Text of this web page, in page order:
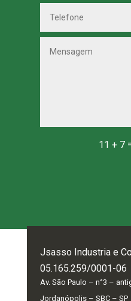
11 + 7
Jsasso Industria e
05.165.259/0001-06
Av. São Paulo – n°3 –
Jordanópolis – SBC – SP